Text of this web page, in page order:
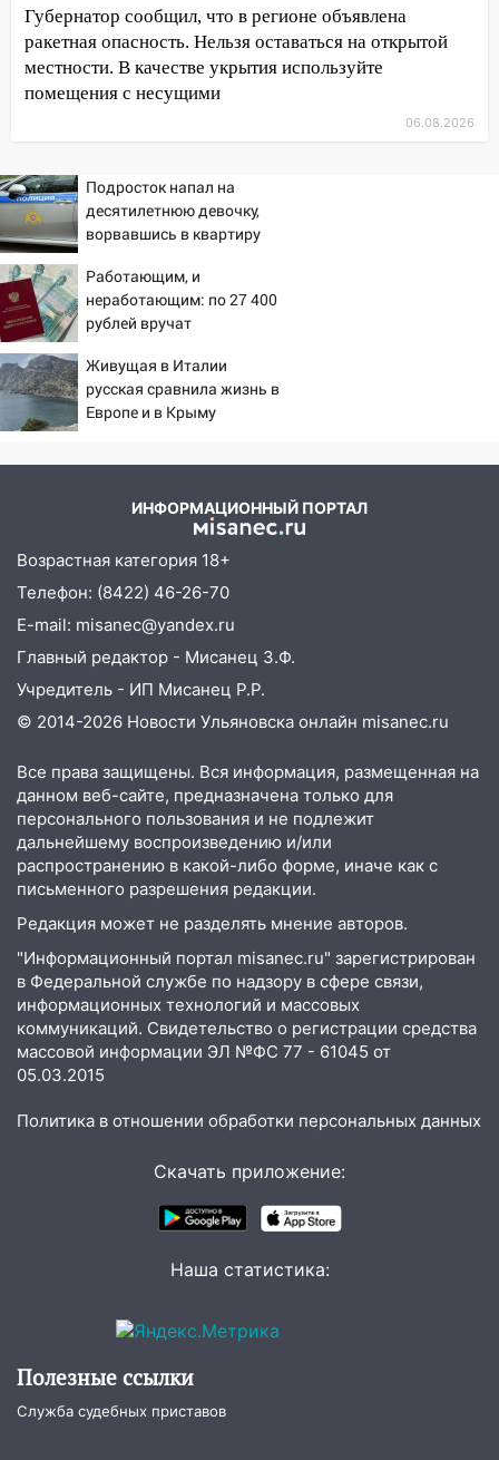
17:08 Ульяновский областной суд
оставил в силе приговор руководству
«УльяновскФармации» за махинации на
3,2 млн рублей
Чемпионате России
16:02
В Ульяновской области убрали
более 28% площадей зерновых и
зернобобовых культур
15:51
Бросила кирпич в жену брата: в
Ульяновской области завели дело на
агрессивную женщину
15:47
На улице Радищева сбили
курьера: крупная авария в Ульяновске
новый кавалер женщины оказался
14:26 В Ульяновске ограничат движение
по улице Ефремова
14:23 67% ульяновцев готовы
передумать увольняться, если им
повысят зарплату
14:01 Инсценировали ДТП и получили
судом предстанет банда
автоподставщиков
13:36 В Инзе произошел крупный пожар
13:00 В суде защитили репутацию
мужчины, которого необоснованно
обвиняли в жестоком обращении с
животными
12:28 Миллион на «льготниках»: в
Ульяновской области перевозчик
провернул хитрую схему с чужими
проездными
Ульяновский алиментщик накопил
120 тысяч долга
Снят режим «Ракетная
опасность» на территории Ульяновской
Кабмин РФ разрешил до 1 июля
бензина Евро 2, Евро 3, Евро 4
врезался в забор
10:27 Где есть бензин в Ульяновске
Губернатор сообщил, что в регионе объявлена
ракетная опасность. Нельзя оставаться на открытой
местности. В качестве укрытия используйте
помещения с несущими
06.08.2026
Подросток напал на
десятилетнюю девочку,
ворвавшись в квартиру
Работающим, и
неработающим: по 27 400
рублей вручат
PrimaMedia.ru
Живущая в Италии
русская сравнила жизнь в
Европе и в Крыму
ИНФОРМАЦИОННЫЙ ПОРТАЛ
Возрастная категория 18+
Телефон: (8422) 46-26-70
E-mail: misanec@yandex.ru
Главный редактор - Мисанец З.Ф.
Учредитель - ИП Мисанец Р.Р.
© 2014-2026 Новости Ульяновска онлайн misanec.ru
Все права защищены. Вся информация, размещенная на
данном веб-сайте, предназначена только для
персонального пользования и не подлежит
дальнейшему воспроизведению и/или
распространению в какой-либо форме, иначе как с
письменного разрешения редакции.
Редакция может не разделять мнение авторов.
"Информационный портал misanec.ru" зарегистрирован
в Федеральной службе по надзору в сфере связи,
информационных технологий и массовых
коммуникаций. Свидетельство о регистрации средства
массовой информации ЭЛ №ФС 77 - 61045 от
05.03.2015
Политика в отношении обработки персональных данных
Скачать приложение:
Наша статистика:
Полезные ссылки
Служба судебных приставов